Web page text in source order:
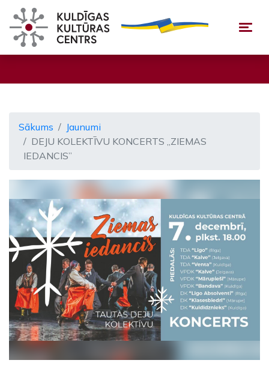
Sākums
Jaunumi
DEJU KOLEKTĪVU KONCERTS „ZIEMAS
IEDANCIS”